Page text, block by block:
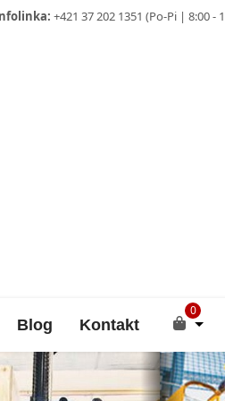
+421 37 202 1351 (Po-Pi | 8:00 -
Blog Kontakt
0